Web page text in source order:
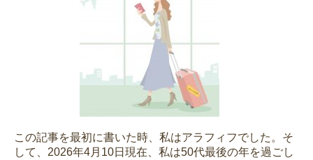
この記事を最初に書いた時、私はアラフィフでした。そ
して、2026年4月10日現在、私は50代最後の年を過ごし